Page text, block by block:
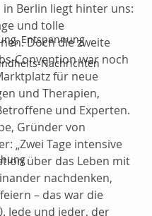
Entspannung
Nachrichten
in Berlin liegt hinter uns:
und tolle
Doch die zweite
Convention war noch
für neue
und Therapien,
und Experten.
Gründer von
„Zwei Tage intensive
über das Leben mit
nachdenken,
– das war die
Jede und jeder, der